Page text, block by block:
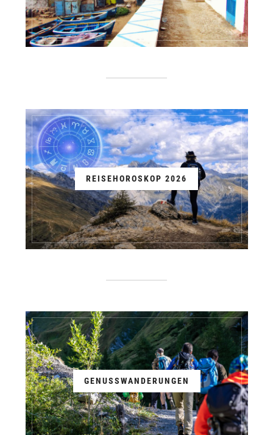
REISEHOROSKOP 2026
GENUSSWANDERUNGEN